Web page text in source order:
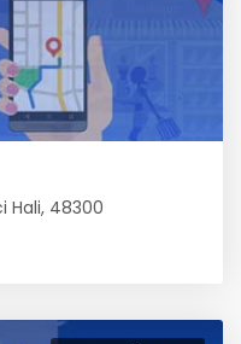
Hali, 48300